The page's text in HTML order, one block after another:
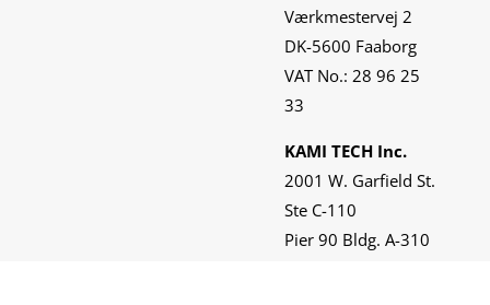
Værkmestervej 2
DK-5600 Faaborg
VAT No.: 28 96 25
33
KAMI TECH Inc.
2001 W. Garfield St.
Ste C-110
Pier 90 Bldg. A-310